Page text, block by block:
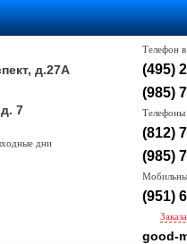
д.27А
7
дни
Телефон
(495)
(985)
Телефоны
(812)
(985)
(951)
good-